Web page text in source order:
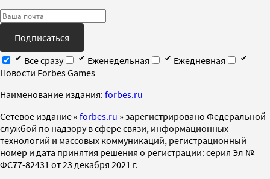
Подписаться
Все сразу
Еженедельная
Ежедневная
Новости Forbes Games
Наименование издания: forbes.ru
Cетевое издание « forbes.ru » зарегистрировано Федеральной
службой по надзору в сфере связи, информационных
технологий и массовых коммуникаций, регистрационный
номер и дата принятия решения о регистрации: серия Эл №
ФС77-82431 от 23 декабря 2021 г.